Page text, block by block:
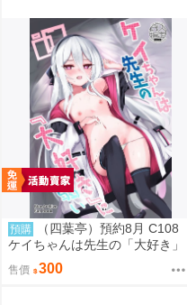
預購
（四葉亭）預約8月 C108
ケイちゃんは先生の「大好き」
に弱い morito
售價 300